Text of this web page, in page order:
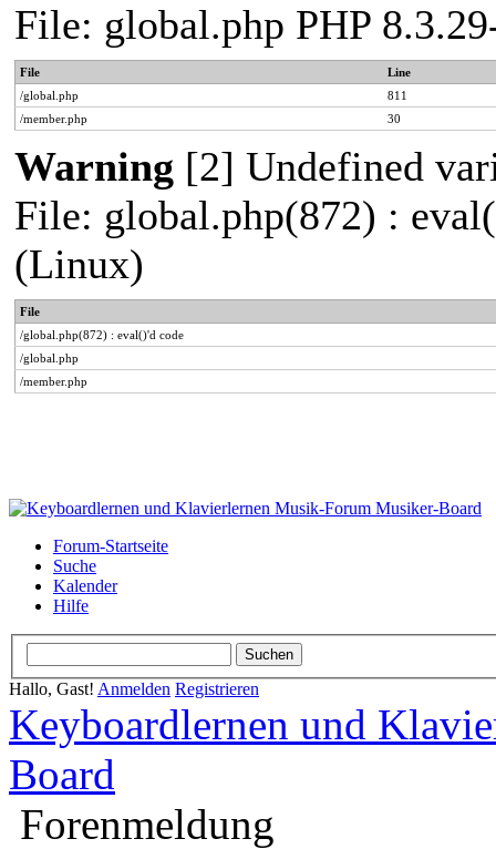
File: global.php PHP
File
Line
/global.php
811
/member.php
30
Warning [2] Undefined
File: global.php(872) :
(Linux)
File
/global.php(872) : eval()'d code
/global.php
/member.php
Forum-Startseite
Suche
Kalender
Hilfe
Hallo, Gast! Anmelden Registrieren
Keyboardlernen und
Board
Forenmeldung